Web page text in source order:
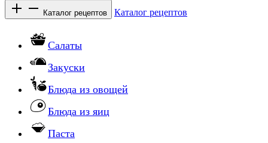
Каталог рецептов Каталог рецептов
Салаты
Закуски
Блюда из овощей
Блюда из яиц
Паста